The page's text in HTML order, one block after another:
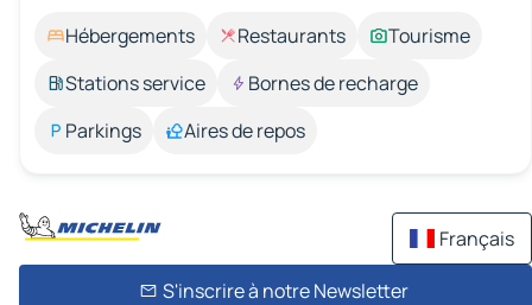
Hébergements Restaurants
Tourisme
Stations service
Bornes de recharge
Parkings
Aires de repos
Français
S'inscrire à notre Newsletter